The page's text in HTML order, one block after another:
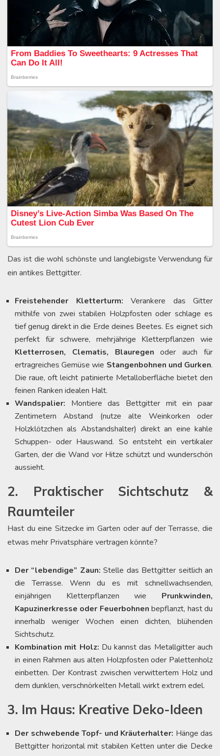
Das ist die wohl schönste und langlebigste Verwendung für
ein antikes Bettgitter.
Freistehender Kletterturm: Verankere das Gitter
mithilfe von zwei stabilen Holzpfosten oder schlage es
tief genug direkt in die Erde deines Beetes. Es eignet sich
perfekt für schwere, mehrjährige Kletterpflanzen wie
Kletterrosen, Clematis, Blauregen oder auch für
ertragreiches Gemüse wie Stangenbohnen und Gurken.
Die raue, oft leicht patinierte Metalloberfläche bietet den
feinen Ranken idealen Halt.
Wandspalier: Montiere das Bettgitter mit ein paar
Zentimetern Abstand (nutze alte Weinkorken oder
Holzklötzchen als Abstandshalter) direkt an eine kahle
Schuppen- oder Hauswand. So entsteht ein vertikaler
Garten, der die Wand vor Hitze schützt und wunderschön
aussieht.
2. Praktischer Sichtschutz &
Raumteiler
Hast du eine Sitzecke im Garten oder auf der Terrasse, die
etwas mehr Privatsphäre vertragen könnte?
Der “lebendige” Zaun: Stelle das Bettgitter seitlich an
die Terrasse. Wenn du es mit schnellwachsenden,
einjährigen Kletterpflanzen wie Prunkwinden,
Kapuzinerkresse oder Feuerbohnen bepflanzt, hast du
innerhalb weniger Wochen einen dichten, blühenden
Sichtschutz.
Kombination mit Holz: Du kannst das Metallgitter auch
in einen Rahmen aus alten Holzpfosten oder Palettenholz
einbetten. Der Kontrast zwischen verwittertem Holz und
dem dunklen, verschnörkelten Metall wirkt extrem edel.
3. Im Haus: Kreative Deko-Ideen
Der schwebende Topf- und Kräuterhalter: Hänge das
Bettgitter horizontal mit stabilen Ketten unter die Decke